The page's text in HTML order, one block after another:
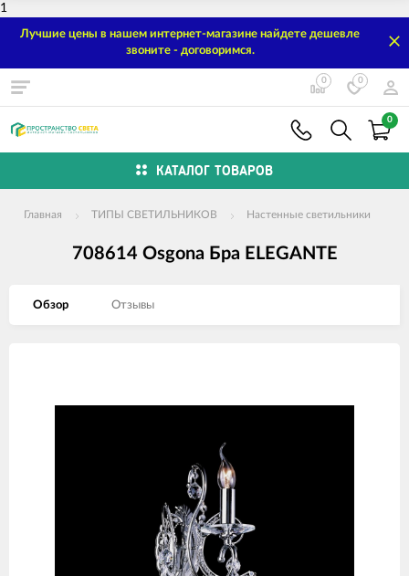
1
Лучшие цены в нашем интернет-магазине найдете дешевле
звоните - договоримся.
0 0
0
КАТАЛОГ ТОВАРОВ
Главная ТИПЫ СВЕТИЛЬНИКОВ Настенные светильники
708614 Osgona Бра ELEGANTE
Обзор Отзывы